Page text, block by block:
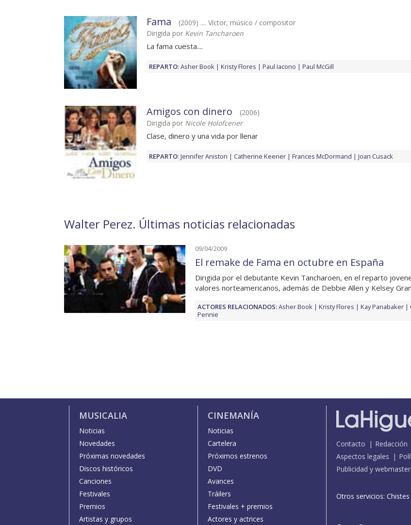
Fama
(2009) .... Víctor, músico / compositor
Dirigida por Kevin Tancharoen
La fama cuesta....
REPARTO: Asher Book Kristy Flores Paul Iacono Paul McGill
Amigos con dinero
(2006)
Dirigida por Nicole Holofcener
Clase, dinero y una vida por llenar
REPARTO: Jennifer Aniston Catherine Keener Frances McDormand Joan Cusack
Walter Perez. Últimas noticias relacionadas
09/04/2009
El remake de Fama en octubre en España
Dirigida por el debutante Kevin Tancharoen, en el reparto
valores norteamericanos, además de Debbie Allen y Kelsey
ACTORES RELACIONADOS:Asher Book Kristy Flores Kay Panabaker
Pennie
MUSICALIA
Noticias
Novedades
Próximas novedades
Discos históricos
Canciones
Festivales
Premios
Artistas y grupos
CINEMANÍA
Noticias
Cartelera
Próximos estrenos
DVD
Avances
Tráilers
Festivales + premios
Actores y actrices
Contacto Redacción
Aspectos legales
Publicidad y
Otros servicios: Chistes